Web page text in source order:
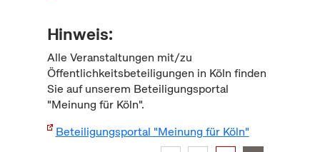
Hinweis:
Alle Veranstaltungen mit/zu
Öffentlichkeitsbeteiligungen in Köln finden
Sie auf unserem Beteiligungsportal
"Meinung für Köln".
Beteiligungsportal "Meinung für Köln"